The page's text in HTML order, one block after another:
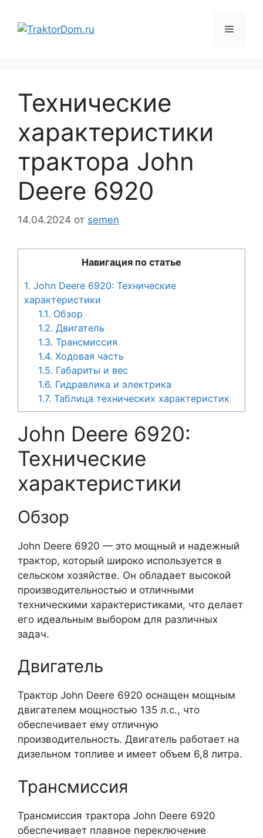
содержимому
Меню
Технические
характеристики
трактора John
Deere 6920
14.04.2024 от semen
Навигация по статье
1. John Deere 6920: Технические
характеристики
1.1. Обзор
1.2. Двигатель
1.3. Трансмиссия
1.4. Ходовая часть
1.5. Габариты и вес
1.6. Гидравлика и электрика
1.7. Таблица технических характеристик
John Deere 6920:
Технические
характеристики
Обзор
John Deere 6920 — это мощный и надежный
трактор, который широко используется в
сельском хозяйстве. Он обладает высокой
производительностью и отличными
техническими характеристиками, что делает
его идеальным выбором для различных
задач.
Двигатель
Трактор John Deere 6920 оснащен мощным
двигателем мощностью 135 л.с., что
обеспечивает ему отличную
производительность. Двигатель работает на
дизельном топливе и имеет объем 6,8 литра.
Трансмиссия
Трансмиссия трактора John Deere 6920
обеспечивает плавное переключение